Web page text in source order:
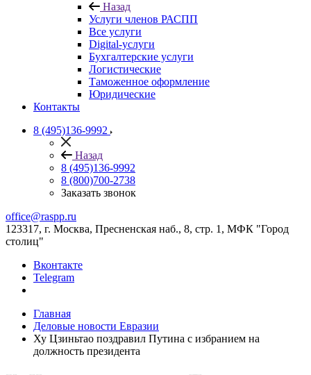
Назад
Услуги членов РАСПП
Все услуги
Digital-услуги
Бухгалтерские услуги
Логистические
Таможенное оформление
Юридические
Контакты
8 (495)136-9992
Назад
8 (495)136-9992
8 (800)700-2738
Заказать звонок
office@raspp.ru
123317, г. Москва, Пресненская наб., 8, стр. 1, МФК "Город
столиц"
Вконтакте
Telegram
Главная
Деловые новости Евразии
Ху Цзиньтао поздравил Путина с избранием на
должность президента